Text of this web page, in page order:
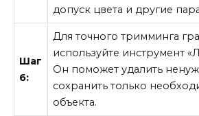
допуск цвета и другие
Шаг
6:
Для точного тримминга
используйте инструмент
Он поможет удалить
сохранить только
объекта.